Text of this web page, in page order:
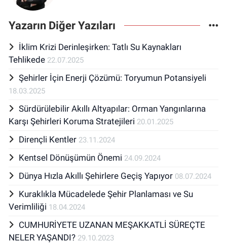
Yazarın Diğer Yazıları
İklim Krizi Derinleşirken: Tatlı Su Kaynakları
Tehlikede 22.07.2025
Şehirler İçin Enerji Çözümü: Toryumun Potansiyeli
18.03.2025
Sürdürülebilir Akıllı Altyapılar: Orman Yangınlarına
Karşı Şehirleri Koruma Stratejileri 20.01.2025
Dirençli Kentler 23.11.2024
Kentsel Dönüşümün Önemi 24.09.2024
Dünya Hızla Akıllı Şehirlere Geçiş Yapıyor 08.07.2024
Kuraklıkla Mücadelede Şehir Planlaması ve Su
Verimliliği 18.04.2024
CUMHURİYETE UZANAN MEŞAKKATLİ SÜREÇTE
NELER YAŞANDI? 29.10.2023